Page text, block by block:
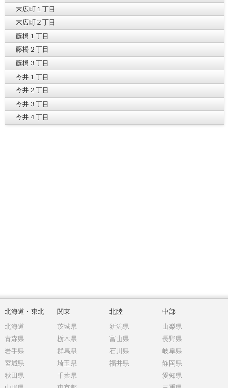
末広町１丁目
末広町２丁目
藤橋１丁目
藤橋２丁目
藤橋３丁目
今井１丁目
今井２丁目
今井３丁目
今井４丁目
北海道・東北
北海道
青森県
岩手県
宮城県
秋田県
関東
茨城県
栃木県
群馬県
埼玉県
千葉県
北陸
新潟県
富山県
石川県
福井県
中部
山梨県
長野県
岐阜県
静岡県
愛知県